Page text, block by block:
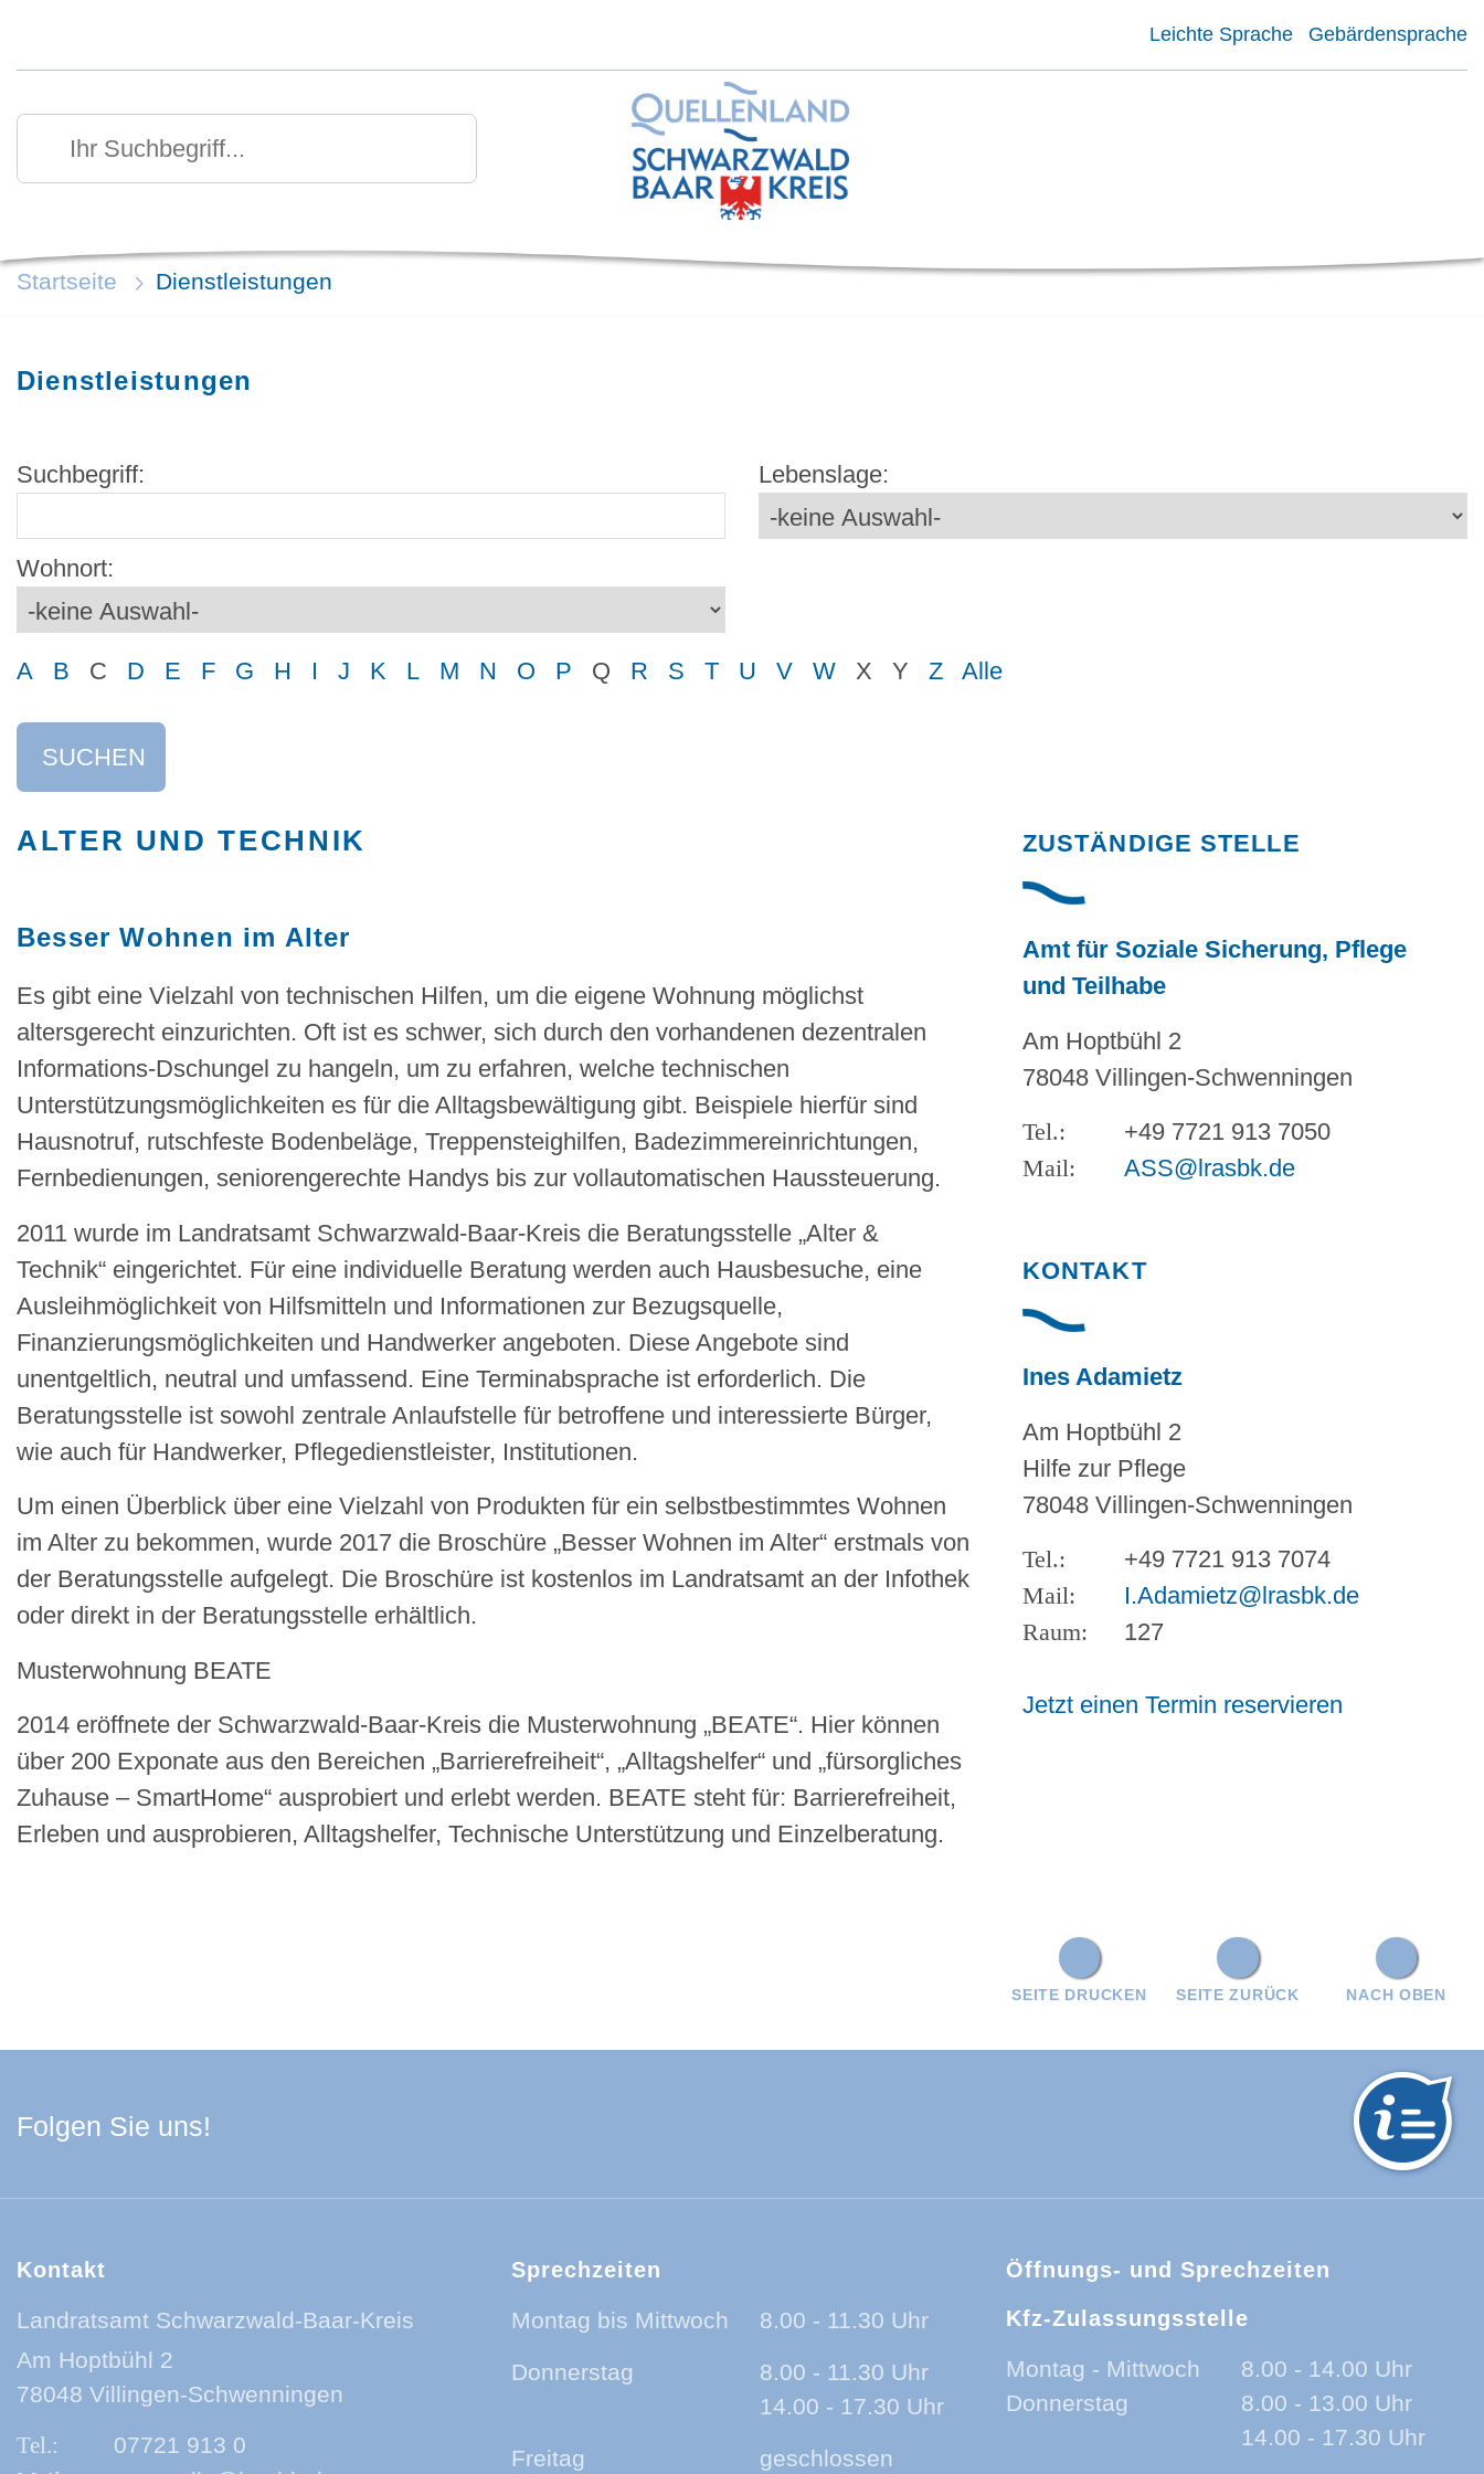
Leichte Sprache Gebärdensprache
Ihr Suchbegriff
Suchen
Startseite Dienstleistungen
Dienstleistungen
Suchbegriff: Lebenslage:
Wohnort:
A B C D E F G H I J K L M N O P Q R S T U V W X Y Z Alle
SUCHEN
ALTER UND TECHNIK
Besser Wohnen im Alter
Es gibt eine Vielzahl von technischen Hilfen, um die eigene Wohnung möglichst
altersgerecht einzurichten. Oft ist es schwer, sich durch den vorhandenen dezentralen
Informations-Dschungel zu hangeln, um zu erfahren, welche technischen
Unterstützungsmöglichkeiten es für die Alltagsbewältigung gibt. Beispiele hierfür sind
Hausnotruf, rutschfeste Bodenbeläge, Treppensteighilfen, Badezimmereinrichtungen,
Fernbedienungen, seniorengerechte Handys bis zur vollautomatischen Haussteuerung.
2011 wurde im Landratsamt Schwarzwald-Baar-Kreis die Beratungsstelle „Alter &
Technik“ eingerichtet. Für eine individuelle Beratung werden auch Hausbesuche, eine
Ausleihmöglichkeit von Hilfsmitteln und Informationen zur Bezugsquelle,
Finanzierungsmöglichkeiten und Handwerker angeboten. Diese Angebote sind
unentgeltlich, neutral und umfassend. Eine Terminabsprache ist erforderlich. Die
Beratungsstelle ist sowohl zentrale Anlaufstelle für betroffene und interessierte Bürger,
wie auch für Handwerker, Pflegedienstleister, Institutionen.
Um einen Überblick über eine Vielzahl von Produkten für ein selbstbestimmtes Wohnen
im Alter zu bekommen, wurde 2017 die Broschüre „Besser Wohnen im Alter“ erstmals von
der Beratungsstelle aufgelegt. Die Broschüre ist kostenlos im Landratsamt an der Infothek
oder direkt in der Beratungsstelle erhältlich.
Musterwohnung BEATE
2014 eröffnete der Schwarzwald-Baar-Kreis die Musterwohnung „BEATE“. Hier können
über 200 Exponate aus den Bereichen „Barrierefreiheit“, „Alltagshelfer“ und „fürsorgliches
Zuhause – SmartHome“ ausprobiert und erlebt werden. BEATE steht für: Barrierefreiheit,
Erleben und ausprobieren, Alltagshelfer, Technische Unterstützung und Einzelberatung.
Randspalte
ZUSTÄNDIGE STELLE
Amt für Soziale Sicherung, Pflege
und Teilhabe
Am Hoptbühl 2
78048 Villingen-Schwenningen
+49 7721 913 7050
ASS@lrasbk.de
KONTAKT
Ines Adamietz
Am Hoptbühl 2
Hilfe zur Pflege
78048 Villingen-Schwenningen
+49 7721 913 7074
I.Adamietz@lrasbk.de
127
Jetzt einen Termin reservieren
NACH OBEN
SEITE ZURÜCK
SEITE DRUCKEN
Folgen Sie uns!
Kontakt
Landratsamt Schwarzwald-Baar-Kreis
Am Hoptbühl 2
78048 Villingen-Schwenningen
07721 913 0
Sprechzeiten
Montag bis Mittwoch 8.00 - 11.30 Uhr
Donnerstag
8.00 - 11.30 Uhr
14.00 - 17.30 Uhr
Freitag geschlossen
Öffnungs- und Sprechzeiten
Kfz-Zulassungsstelle
Montag - Mittwoch
8.00 - 14.00 Uhr
Donnerstag
8.00 - 13.00 Uhr
14.00 - 17.30 Uhr